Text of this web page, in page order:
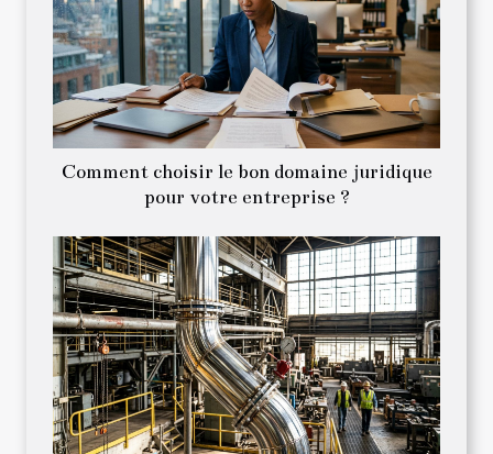
Comment choisir le bon domaine juridique
pour votre entreprise ?